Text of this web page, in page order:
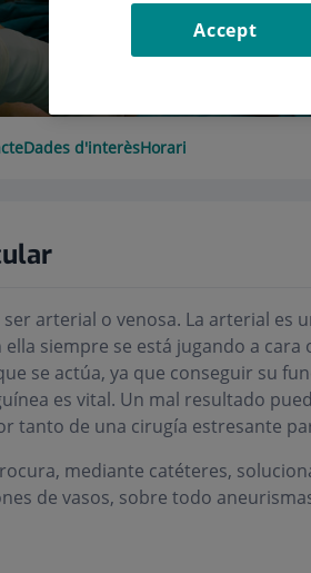
Dades d'interèsHorari
ser arterial o venosa. La arterial es
siempre se está jugando a cara
se actúa, ya que conseguir su
es vital. Un mal resultado
tanto de una cirugía estresante
mediante catéteres,
de vasos, sobre todo
Accept